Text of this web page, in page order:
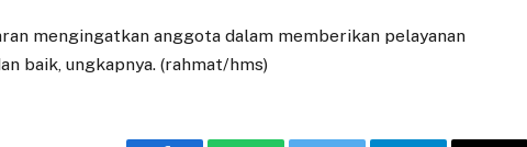
mengingatkan anggota dalam memberikan pelayanan
baik, ungkapnya. (rahmat/hms)